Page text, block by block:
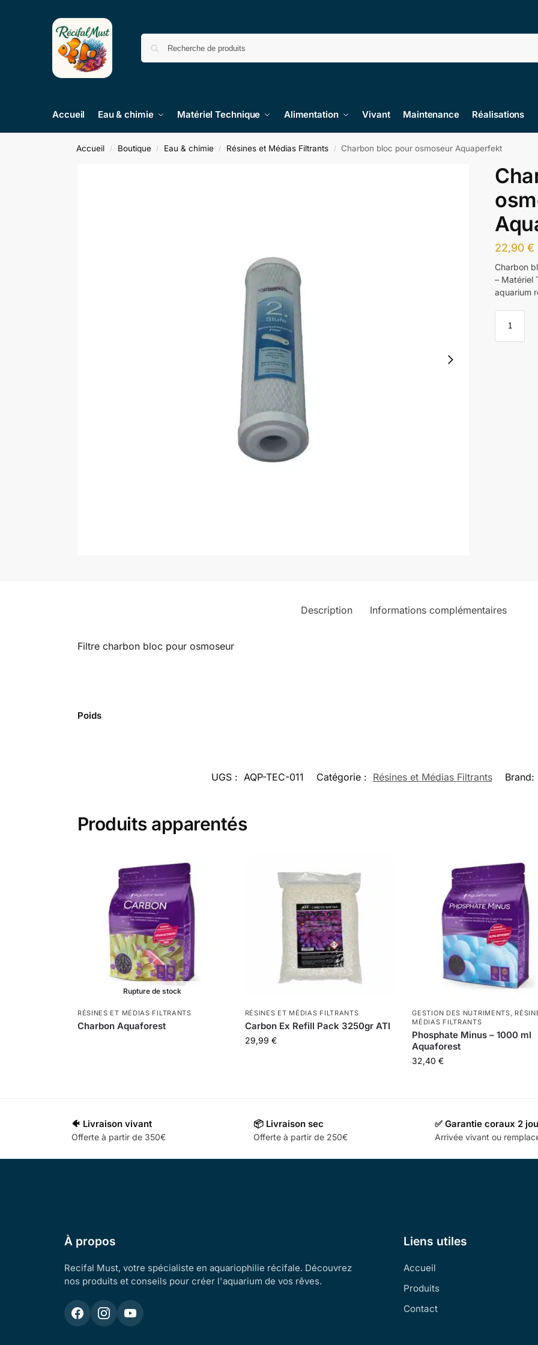
Accueil Eau & chimie Matériel Technique Alimentation Vivant Maintenance Réalisations
Accueil / Boutique / Eau & chimie / Résines et Médias Filtrants / Charbon bloc pour osmoseur Aquaperfekt
22,90€
Charbon
– Matériel
aquarium
Description Informations complémentaires
Filtre charbon bloc pour osmoseur
Poids
UGS : AQP-TEC-011 Catégorie : Résines et Médias Filtrants Brand:
Produits apparentés
Rupture de stock
RÉSINES ET MÉDIAS FILTRANTS
Charbon Aquaforest
RÉSINES ET MÉDIAS FILTRANTS
Carbon Ex Refill Pack 3250gr ATI
29,99 €
GESTION DES NUTRIMENTS
MÉDIAS FILTRANTS
Phosphate Minus – 1000 ml
Aquaforest
32,40€
🐠 Livraison vivant
Offerte à partir de 350€
📦 Livraison sec
Offerte à partir de 250€
✅ Garantie coraux 2
Arrivée vivant ou
À propos
Recifal Must, votre spécialiste en aquariophilie récifale. Découvrez
nos produits et conseils pour créer l'aquarium de vos rêves.
Liens utiles
Accueil
Produits
Contact